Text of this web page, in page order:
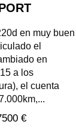
en muy buen
el
en
a los
el cuenta
€